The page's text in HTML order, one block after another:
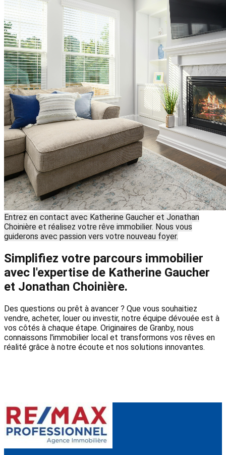
Entrez en contact avec Katherine Gaucher et Jonathan
Choinière et réalisez votre rêve immobilier. Nous vous
guiderons avec passion vers votre nouveau foyer.
Simplifiez votre parcours immobilier
avec l'expertise de Katherine Gaucher
et Jonathan Choinière.
Des questions ou prêt à avancer ? Que vous souhaitiez
vendre, acheter, louer ou investir, notre équipe dévouée est à
vos côtés à chaque étape. Originaires de Granby, nous
connaissons l'immobilier local et transformons vos rêves en
réalité grâce à notre écoute et nos solutions innovantes.